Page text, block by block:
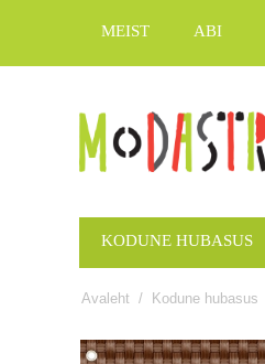
MEIST ABI
KODUNE HUBASUS
Avaleht / Kodune hubasus